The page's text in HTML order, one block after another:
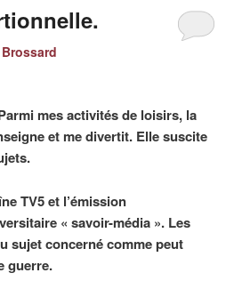
mes activités de loisirs, la
et me divertit. Elle suscite
TV5 et l’émission
« savoir-média ». Les
sujet concerné comme peut
guerre.